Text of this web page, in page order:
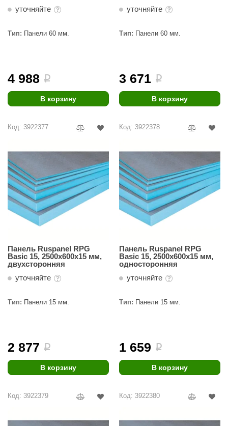
уточняйте
Тип: Панели 60 мм.
4 988 i
В корзину
уточняйте
Тип: Панели 60 мм.
3 671 i
В корзину
Код: 3922377
Панель Ruspanel RPG
Basic 15, 2500х600х15 мм,
двухсторонняя
уточняйте
Тип: Панели 15 мм.
2 877 i
В корзину
Код: 3922378
Панель Ruspanel RPG
Basic 15, 2500х600х15 мм,
односторонняя
уточняйте
Тип: Панели 15 мм.
1 659 i
В корзину
Код: 3922379 Код: 3922380